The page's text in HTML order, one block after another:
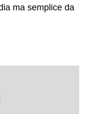
ma semplice da